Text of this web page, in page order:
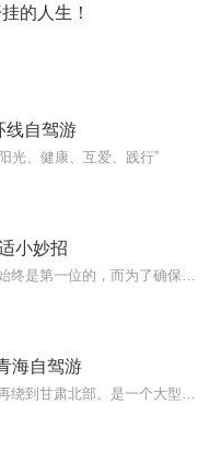
的人生！
线自驾游
光、健康、互爱、践行”
小妙招
海自驾游